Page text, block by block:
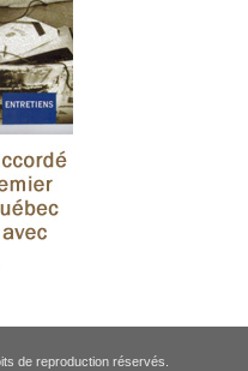
de reproduction réservés.